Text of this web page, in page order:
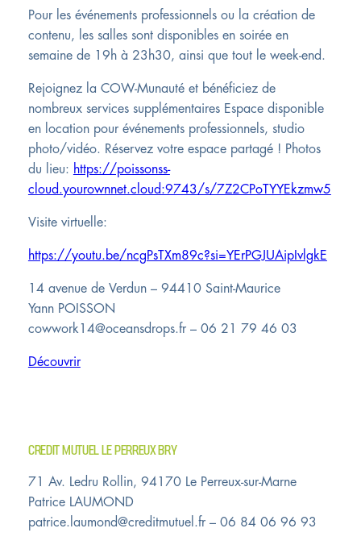
Pour les événements professionnels ou la création de
contenu, les salles sont disponibles en soirée en
semaine de 19h à 23h30, ainsi que tout le week-end.
Rejoignez la COW-Munauté et bénéficiez de
nombreux services supplémentaires Espace disponible
en location pour événements professionnels, studio
photo/vidéo. Réservez votre espace partagé ! Photos
du lieu: https://poissonss-
cloud.yourownnet.cloud:9743/s/7Z2CPoTYYEkzmw5
Visite virtuelle:
https://youtu.be/ncgPsTXm89c?si=YErPGJUAipIvlgkE
14 avenue de Verdun – 94410 Saint-Maurice
Yann POISSON
cowwork14@oceansdrops.fr – 06 21 79 46 03
Découvrir
CREDIT MUTUEL LE PERREUX BRY
71 Av. Ledru Rollin, 94170 Le Perreux-sur-Marne
Patrice LAUMOND
patrice.laumond@creditmutuel.fr – 06 84 06 96 93